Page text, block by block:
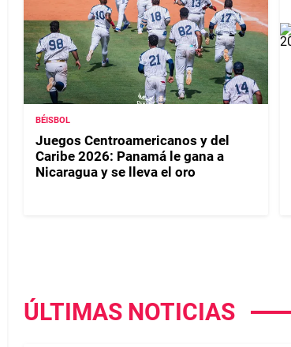
BÉISBOL
Juegos Centroamericanos y del
Caribe 2026: Panamá le gana a
Nicaragua y se lleva el oro
ÚLTIMAS NOTICIAS